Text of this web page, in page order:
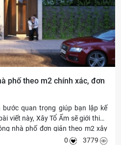
phố theo m2 chính xác, đơn
quan trọng giúp bạn lập kế
viết này, Xây Tổ Ấm sẽ giới thiệu
nhà phố đơn giản theo m2 xây
hiện.
0 3779